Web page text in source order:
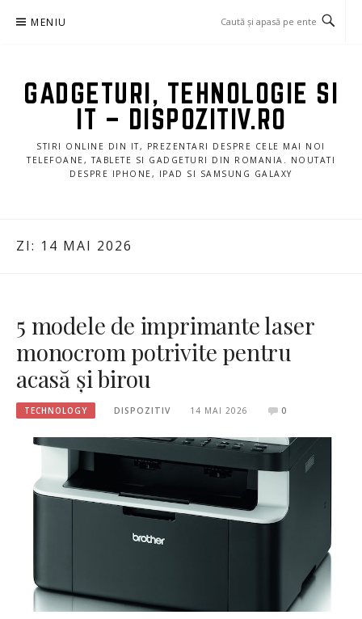
MENIU
GADGETURI, TEHNOLOGIE SI
IT – DISPOZITIV.RO
STIRI ONLINE DIN IT, PREZENTARI DESPRE CELE MAI NOI
TELEFOANE, TABLETE SI GADGETURI DIN ROMANIA. NOUTATI
DESPRE IPHONE, IPAD SI SAMSUNG GALAXY
ZI: 14 MAI 2026
5 modele de imprimante laser
monocrom potrivite pentru
acasă și birou
TECHNOLOGY DISPOZITIV 14 MAI 2026 0